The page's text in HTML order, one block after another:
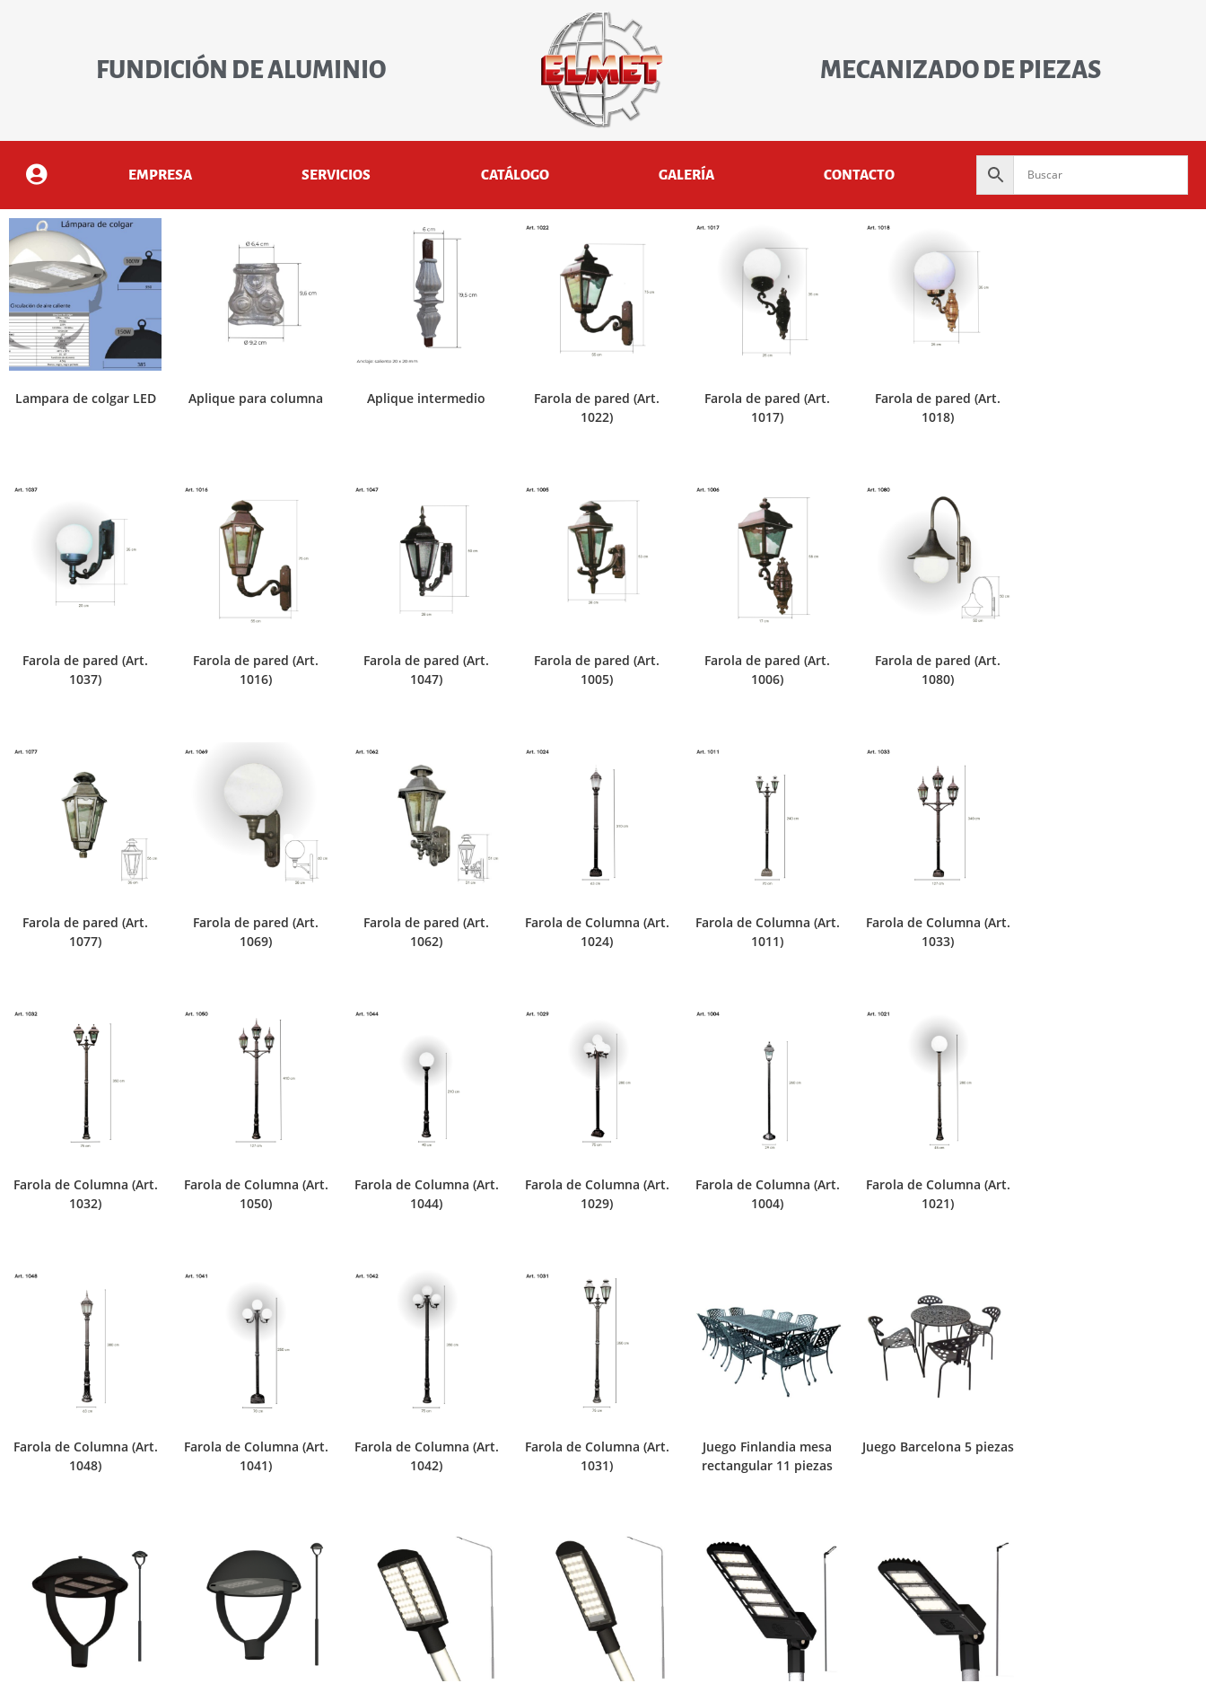
FUNDICIÓN DE ALUMINIO MECANIZADO DE PIEZAS
EMPRESA SERVICIOS CATÁLOGO GALERÍA CONTACTO
Lampara de colgar LED Aplique para columna Aplique intermedio
Farola de pared (Art.
1022)
Farola de pared (Art.
1017)
Farola de pared (Art.
1018)
Farola de pared (Art.
1037)
Farola de pared (Art.
1016)
Farola de pared (Art.
1047)
Farola de pared (Art.
1005)
Farola de pared (Art.
1006)
Farola de pared (Art.
1080)
Farola de pared (Art.
1077)
Farola de pared (Art.
1069)
Farola de pared (Art.
1062)
Farola de Columna (Art.
1024)
Farola de Columna (Art.
1011)
Farola de Columna (Art.
1033)
Farola de Columna (Art.
1032)
Farola de Columna (Art.
1050)
Farola de Columna (Art.
1044)
Farola de Columna (Art.
1029)
Farola de Columna (Art.
1004)
Farola de Columna (Art.
1021)
Farola de Columna (Art.
1048)
Farola de Columna (Art.
1041)
Farola de Columna (Art.
1042)
Farola de Columna (Art.
1031)
Juego Finlandia mesa
rectangular 11 piezas
Juego Barcelona 5 piezas